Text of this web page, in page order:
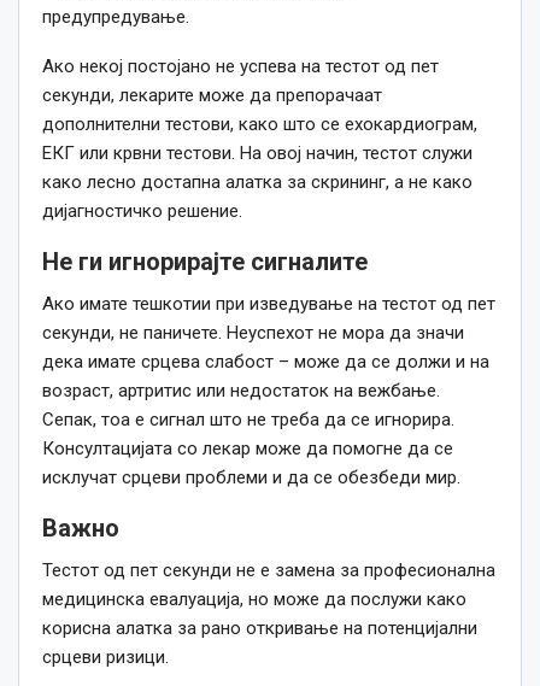
предупредување.
Ако некој постојано не успева на тестот од пет
секунди, лекарите може да препорачаат
дополнителни тестови, како што се ехокардиограм,
ЕКГ или крвни тестови. На овој начин, тестот служи
како лесно достапна алатка за скрининг, а не како
дијагностичко решение.
Не ги игнорирајте сигналите
Ако имате тешкотии при изведување на тестот од пет
секунди, не паничете. Неуспехот не мора да значи
дека имате срцева слабост – може да се должи и на
возраст, артритис или недостаток на вежбање.
Сепак, тоа е сигнал што не треба да се игнорира.
Консултацијата со лекар може да помогне да се
исклучат срцеви проблеми и да се обезбеди мир.
Важно
Тестот од пет секунди не е замена за професионална
медицинска евалуација, но може да послужи како
корисна алатка за рано откривање на потенцијални
срцеви ризици.